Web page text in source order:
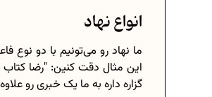
انواع نهاد
ما نهاد رو می‌تونیم با دو نوع
این مثال دقت کنین: "رضا
گزاره داره به ما یک خبری رو